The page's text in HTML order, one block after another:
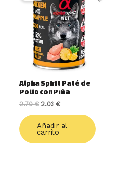
Alpha Spirit Paté de
Pollo con Piña
2.70€
era:
2.70 €.
2.03 €
es:
2.03 €.
Añadir al
carrito